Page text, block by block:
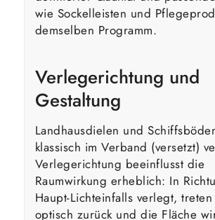
wie Sockelleisten und
demselben Programm.
Verlegerichtung und
Gestaltung
Landhausdielen und
klassisch im Verband (versetzt)
Verlegerichtung beeinflusst die
Raumwirkung erheblich: In
Haupt-Lichteinfalls verlegt,
optisch zurück und die Fläche